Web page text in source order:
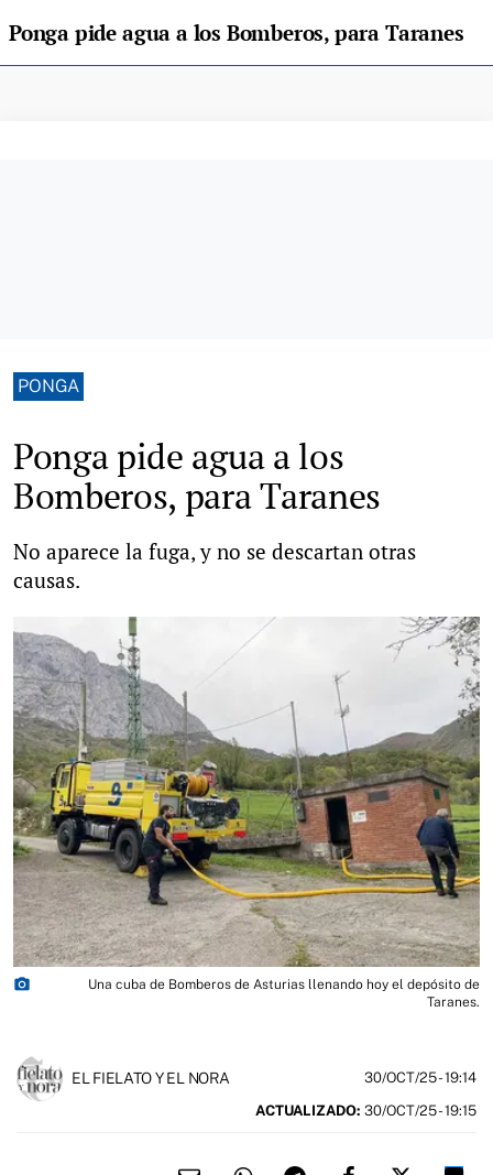
Ponga pide agua a los Bomberos, para Taranes
PONGA
Ponga pide agua a los
Bomberos, para Taranes
No aparece la fuga, y no se descartan otras
causas.
photo_camera
Una cuba de Bomberos de Asturias llenando hoy el depósito de
Taranes.
EL FIELATO Y EL NORA 30/OCT/25- 19:14
ACTUALIZADO: 30/OCT/25 - 19:15